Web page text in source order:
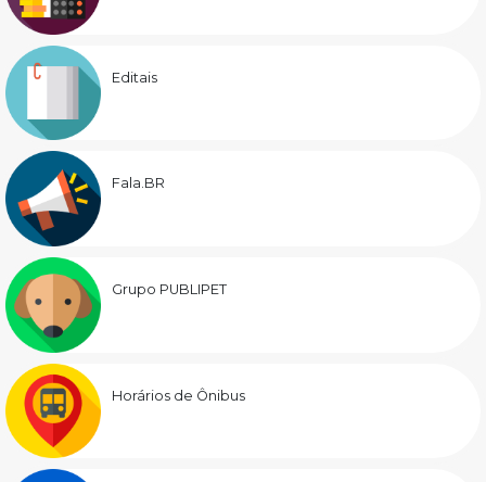
Editais
Fala.BR
Grupo PUBLIPET
Horários de Ônibus